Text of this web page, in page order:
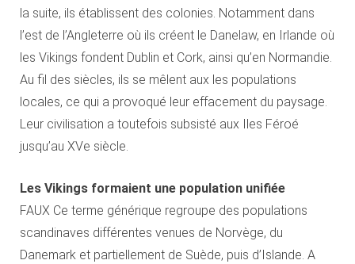
la suite, ils établissent des colonies. Notamment dans
l’est de l’Angleterre où ils créent le Danelaw, en Irlande où
les Vikings fondent Dublin et Cork, ainsi qu’en Normandie.
Au fil des siècles, ils se mêlent aux les populations
locales, ce qui a provoqué leur effacement du paysage.
Leur civilisation a toutefois subsisté aux Iles Féroé
jusqu’au XVe siècle.
Les Vikings formaient une population unifiée
FAUX Ce terme générique regroupe des populations
scandinaves différentes venues de Norvège, du
Danemark et partiellement de Suède, puis d’Islande. A